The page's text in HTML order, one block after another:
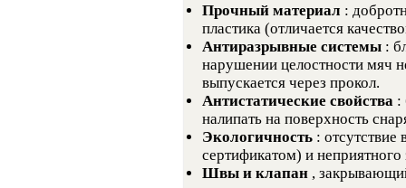
Прочный материал :
пластика (отличается
Антиразрывные системы :
нарушении целостности мяч
выпускается через прокол.
Антистатические свойства :
налипать на поверхность
Экологичность :
сертификатом) и неприятного
Швы и клапан ,